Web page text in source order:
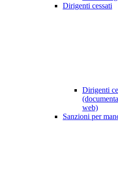
Dirigenti cessati
Dirigenti
web)
Sanzioni per